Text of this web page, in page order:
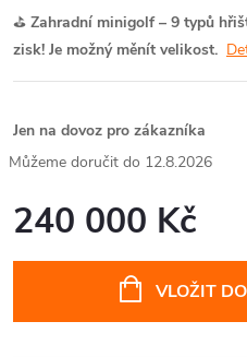
⛳ Zahradní minigolf – 9 typů
zisk! Je možný měnít velikost.
Jen na dovoz pro zákazníka
12.8.2026
240 000 Kč
VLOŽIT